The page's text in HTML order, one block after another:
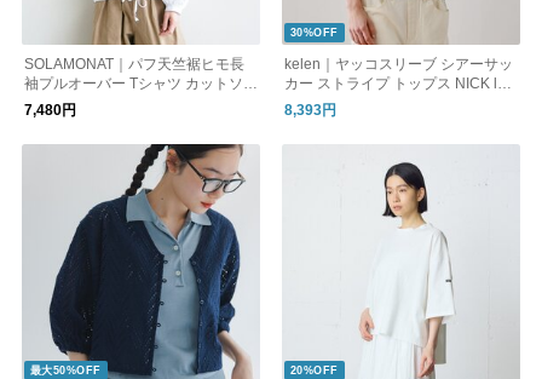
SOLAMONAT｜パフ天竺裾ヒモ長
袖プルオーバー Tシャツ カットソー
トップス レディース 2way ロンT s
ma-pufhimols
7,480円
30%OFF
kelen｜ヤッコスリーブ シアーサッ
カー ストライプ トップス NICK lkl2
6sbl2306
8,393円
最大50%OFF 20%OFF